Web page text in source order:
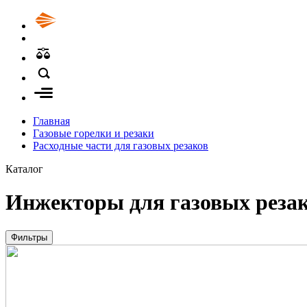
Главная
Газовые горелки и резаки
Расходные части для газовых резаков
Каталог
Инжекторы для газовых
Фильтры